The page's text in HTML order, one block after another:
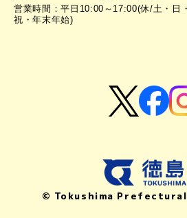
営業時間：平日10:00～17:00(休/土・日・
祝・年末年始)
© Tokushima